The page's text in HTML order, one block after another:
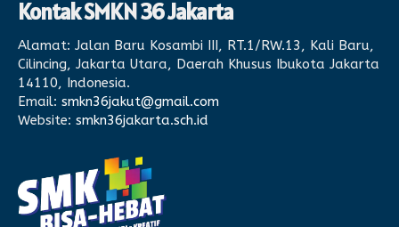
Kontak SMKN 36 Jakarta
Alamat: Jalan Baru Kosambi III, RT.1/RW.13, Kali Baru,
Cilincing, Jakarta Utara, Daerah Khusus Ibukota Jakarta
14110, Indonesia.
Email: smkn36jakut@gmail.com
Website: smkn36jakarta.sch.id